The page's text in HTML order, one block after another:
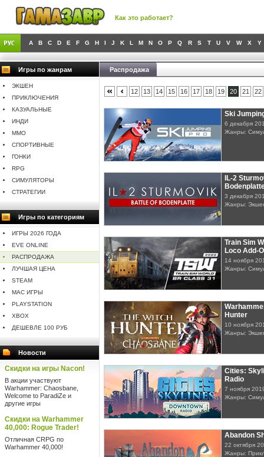
Как это работает?
A B C D E F G H I J K L M N O P Q R S T U V W X Y
Игры по жанрам
ЭКШЕН
ПРИКЛЮЧЕНИЯ
КАЗУАЛЬНЫЕ
ИНДИ
MMO
СПОРТИВНЫЕ
ГОНКИ
RPG
СИМУЛЯТОРЫ
СТРАТЕГИИ
Игры по категориям
ИГРЫ 2026 ГОДА
EVE ONLINE
РАСПРОДАЖА
ЛУЧШАЯ ЦЕНА
STEAM
MAC ИГРЫ
PLAYSTATION
XBOX
ДЕШЕВЛЕ 100 РУБ
Новости
Скидки на игры Nacon!
В акции участвуют
Warhammer: Chaosbane,
Welcome to ParadiZe и
другие игры
Скидки на Warhammer
40,000: Rogue Trader!
Отличная CRPG по
Warhammer 40,000!
Распродажа
12 13 14 15 16 17 18 19 20 21 22
Ski
6 декабря
Жанры:
IL-2
3 декабря
Жанры:
Train Sim
Loco Add-
14 ноября
Жанры:
Hunter
10 ноября
Жанры:
Cities:
Radio
7 ноября
Жанры:
Abandon
22 октября
Жанры: